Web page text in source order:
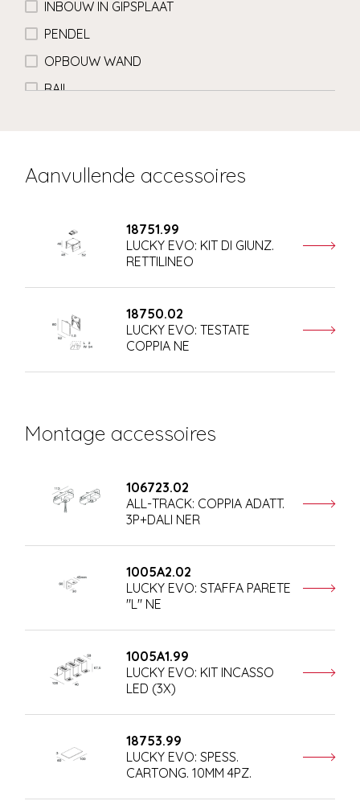
INBOUW IN GIPSPLAAT
PENDEL
OPBOUW WAND
RAIL
Aanvullende accessoires
18751.99
LUCKY EVO: KIT DI GIUNZ.
RETTILINEO
18750.02
LUCKY EVO: TESTATE
COPPIA NE
Montage accessoires
106723.02
ALL-TRACK: COPPIA ADATT.
3P+DALI NER
1005A2.02
LUCKY EVO: STAFFA PARETE
"L" NE
1005A1.99
LUCKY EVO: KIT INCASSO
LED (3X)
18753.99
LUCKY EVO: SPESS.
CARTONG. 10MM 4PZ.